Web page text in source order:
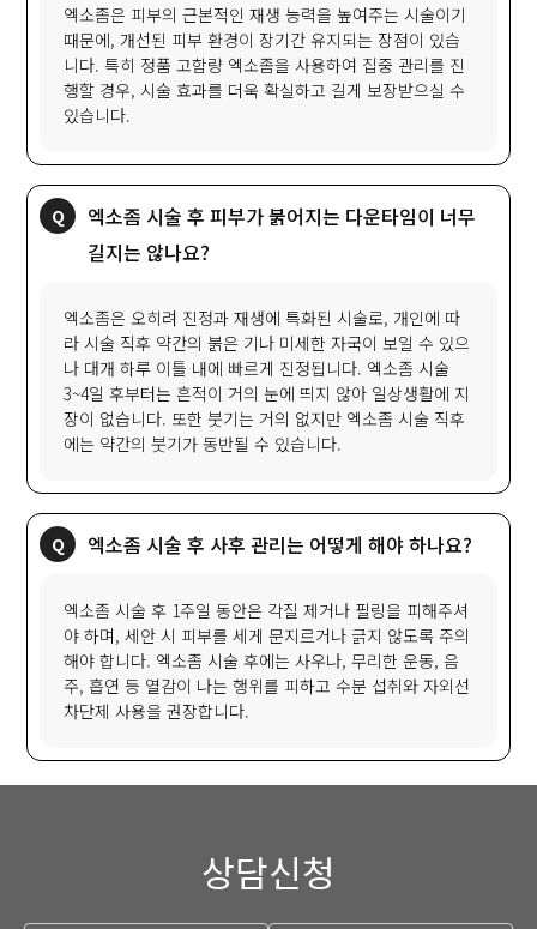
엑소좀은 피부의 근본적인 재생 능력을 높여주는 시술이기
때문에, 개선된 피부 환경이 장기간 유지되는 장점이 있습
니다. 특히 정품 고함량 엑소좀을 사용하여 집중 관리를 진
행할 경우, 시술 효과를 더욱 확실하고 길게 보장받으실 수
있습니다.
엑소좀 시술 후 피부가 붉어지는 다운타임이 너무
길지는 않나요?
엑소좀은 오히려 진정과 재생에 특화된 시술로, 개인에 따
라 시술 직후 약간의 붉은 기나 미세한 자국이 보일 수 있으
나 대개 하루 이틀 내에 빠르게 진정됩니다. 엑소좀 시술
3~4일 후부터는 흔적이 거의 눈에 띄지 않아 일상생활에 지
장이 없습니다. 또한 붓기는 거의 없지만 엑소좀 시술 직후
에는 약간의 붓기가 동반될 수 있습니다.
엑소좀 시술 후 사후 관리는 어떻게 해야 하나요?
엑소좀 시술 후 1주일 동안은 각질 제거나 필링을 피해주셔
야 하며, 세안 시 피부를 세게 문지르거나 긁지 않도록 주의
해야 합니다. 엑소좀 시술 후에는 사우나, 무리한 운동, 음
주, 흡연 등 열감이 나는 행위를 피하고 수분 섭취와 자외선
차단제 사용을 권장합니다.
상담신청